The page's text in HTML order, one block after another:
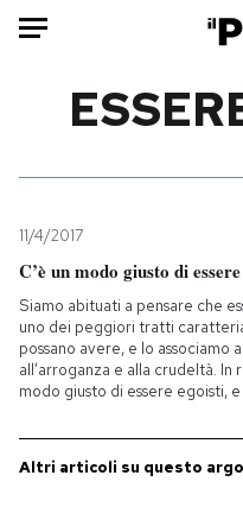
Mondo
Politica
Tecnologia
Internet
Scienza
Economia
Sport
11/4/2017
C’è un modo giusto di
Siamo abituati a pensare che
uno dei peggiori tratti
possano avere, e lo associamo
all’arroganza e alla crudeltà. In
modo giusto di essere egoisti,
Altri articoli su questo